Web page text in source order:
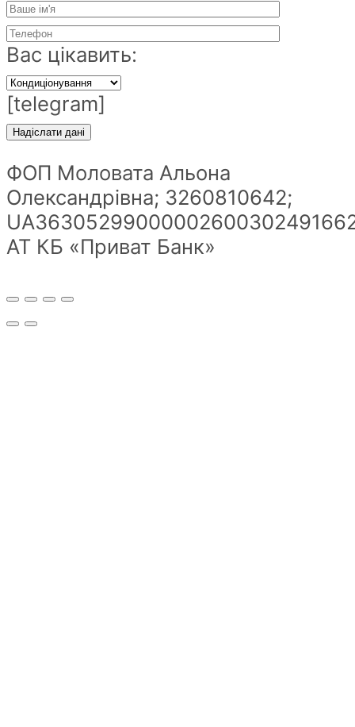
Вас цікавить:
[telegram]
ФОП Моловата Альона
Олександрівна; 3260810642;
АТ КБ «Приват Банк»